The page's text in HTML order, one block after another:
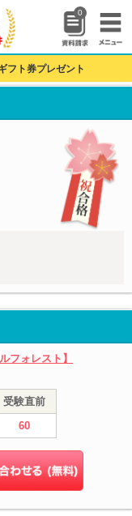
0
フト券プレゼント
フォレスト】
受験直前
60